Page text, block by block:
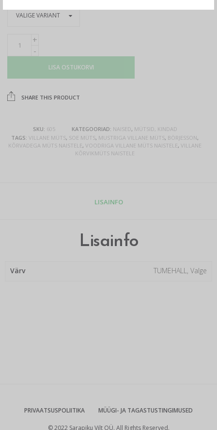
LISA OSTUKORVI
SHARE THIS PRODUCT
SKU: 605 KATEGOORIAD: NAISED, MÜTSID, KINDAD
TAGS: VILLANE MÜTS, SOE MÜTS, MUSTRIGA VILLANE MÜTS, BÖRJESSON,
KÕRVADEGA MÜTS NAISTELE, VOODRIGA VILLANE MÜTS NAISTELE, VILLANE
KÕRVIKMÜTS NAISTELE
LISAINFO
Lisainfo
Värv TUMEHALL, Valge
PRIVAATSUSPOLIITIKA MÜÜGI- JA TAGASTUSTINGIMUSED
© 2022 Sarapiku Vilt OÜ. All Rights Reserved.